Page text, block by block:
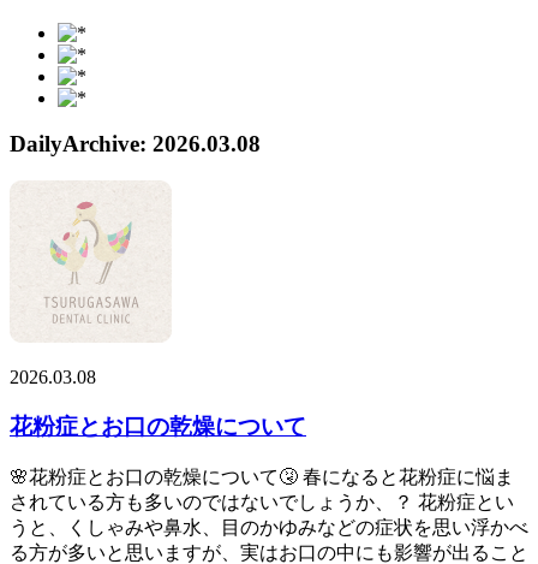
DailyArchive: 2026.03.08
2026.03.08
花粉症とお口の乾燥について
🌸花粉症とお口の乾燥について🤧 春になると花粉症に悩ま
されている方も多いのではないでしょうか、？ 花粉症とい
うと、くしゃみや鼻水、目のかゆみなどの症状を思い浮かべ
る方が多いと思いますが、実はお口の中にも影響が出ること